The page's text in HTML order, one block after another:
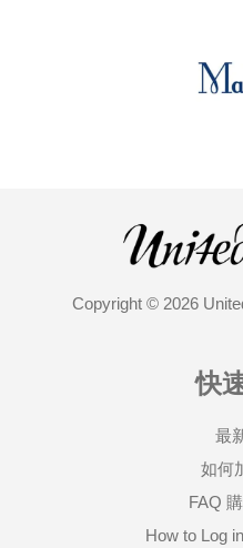
Copyright © 2026
快
最
如何
FAQ
How to Log